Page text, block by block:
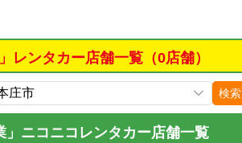
レンタカー店舗一覧（0店舗）
検索
ニコニコレンタカー店舗一覧